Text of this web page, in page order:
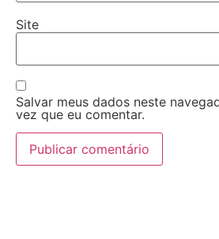
Site
Salvar meus dados neste
vez que eu comentar.